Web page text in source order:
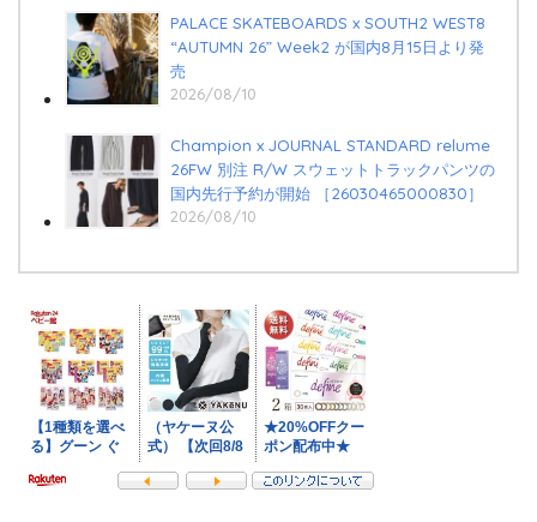
PALACE SKATEBOARDS x SOUTH2 WEST8
“AUTUMN 26” Week2 が国内8月15日より発
売
2026/08/10
Champion x JOURNAL STANDARD relume
26FW 別注 R/W スウェットトラックパンツの
国内先行予約が開始 ［26030465000830］
2026/08/10